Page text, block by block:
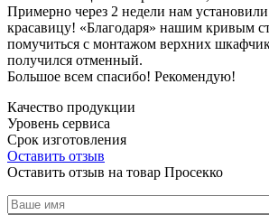
Примерно через 2 недели нам
красавицу! «Благодаря» нашим кривым
помучиться с монтажом верхних
получился отменный.
Большое всем спасибо! Рекомендую!
Качество продукции
Уровень сервиса
Срок изготовления
Оставить отзыв
Оставить отзыв на товар Просекко